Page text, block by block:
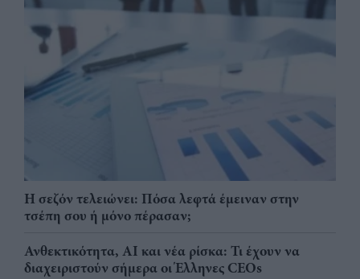
Η σεζόν τελειώνει: Πόσα λεφτά έμειναν στην
τσέπη σου ή μόνο πέρασαν;
Ανθεκτικότητα, AI και νέα ρίσκα: Τι έχουν να
διαχειριστούν σήμερα οι Έλληνες CEOs